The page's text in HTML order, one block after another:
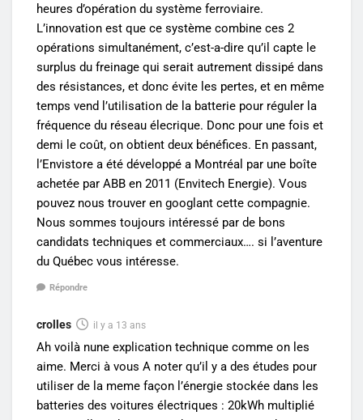
heures d’opération du système ferroviaire.
L’innovation est que ce système combine ces 2
opérations simultanément, c’est-a-dire qu’il capte le
surplus du freinage qui serait autrement dissipé dans
des résistances, et donc évite les pertes, et en même
temps vend l’utilisation de la batterie pour réguler la
fréquence du réseau élecrique. Donc pour une fois et
demi le coût, on obtient deux bénéfices. En passant,
l’Envistore a été développé a Montréal par une boîte
achetée par ABB en 2011 (Envitech Energie). Vous
pouvez nous trouver en googlant cette compagnie.
Nous sommes toujours intéressé par de bons
candidats techniques et commerciaux…. si l’aventure
du Québec vous intéresse.
Répondre
crolles il y a 13 ans
Ah voilà nune explication technique comme on les
aime. Merci à vous A noter qu’il y a des études pour
utiliser de la meme façon l’énergie stockée dans les
batteries des voitures électriques : 20kWh multiplié